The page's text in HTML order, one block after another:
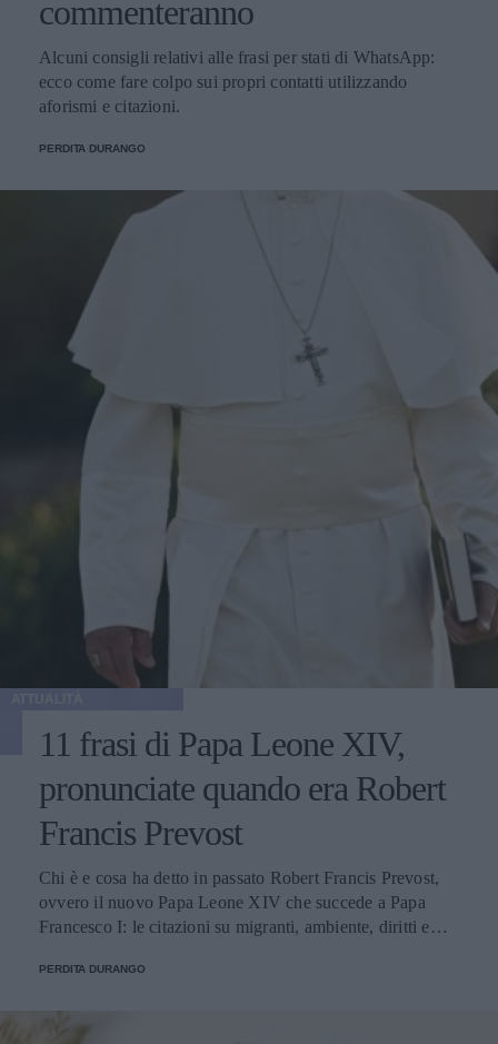
commenteranno
Alcuni consigli relativi alle frasi per stati di WhatsApp:
ecco come fare colpo sui propri contatti utilizzando
aforismi e citazioni.
PERDITA DURANGO
11 frasi di Papa Leone XIV,
pronunciate quando era Robert
Francis Prevost
Chi è e cosa ha detto in passato Robert Francis Prevost,
ovvero il nuovo Papa Leone XIV che succede a Papa
Francesco I: le citazioni su migranti, ambiente, diritti e
PERDITA DURANGO